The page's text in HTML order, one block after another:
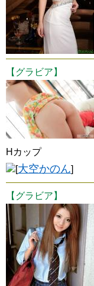
【グラビア】
Hカップ
大空かのん
【グラビア】